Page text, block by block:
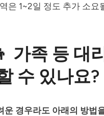
은 1~2일 정도 추가 소요
가족 등 대
수 있나요?
운 경우라도 아래의 방법